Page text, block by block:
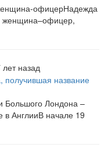
офицерНадежда
женщина–офицер,
лет назад
получившая название
Большого Лондона –
в АнглииВ начале 19